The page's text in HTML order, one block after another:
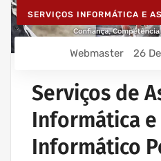
SERVIÇOS INFORMÁTICA E
Webmaster 26
Serviços de
Informática
Informático